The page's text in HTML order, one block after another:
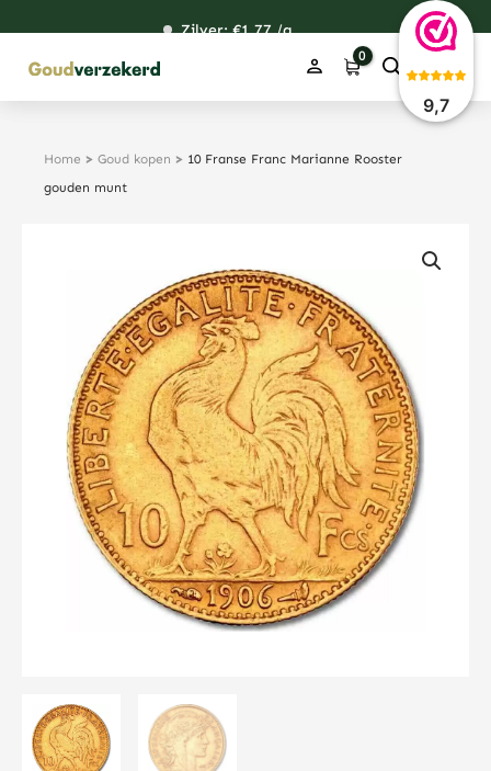
9,7
inhoud
120,76
Zilver: €1,77/g
48,59
38,39
Home > Goud kopen > 10 Franse Franc Marianne Rooster
gouden munt